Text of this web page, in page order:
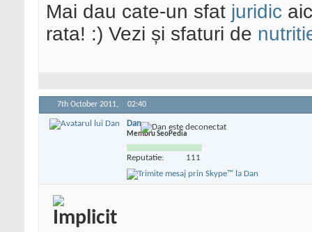
Mai dau cate-un sfat juridic
rata! :) Vezi și sfaturi de
7th October 2011, 02:40
Dan
Membru SeoPedia
Reputatie: 111